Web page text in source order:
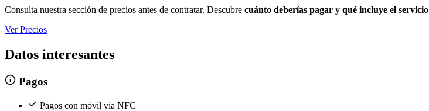
Consulta nuestra sección de precios antes de contratar. Descubre cuánto deberías pagar y qué incluye el servicio
Ver Precios
Datos interesantes
Pagos
Pagos con móvil vía NFC